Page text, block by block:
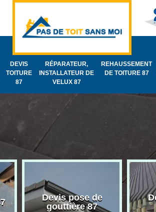
DEVIS
TOITURE
87
RÉPARATEUR,
INSTALLATEUR DE
VELUX 87
REHAUSSEMENT
DE TOITURE 87
Devis pose de
gouttière 87